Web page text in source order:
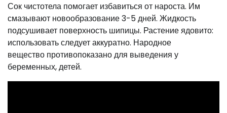
Сок чистотела помогает избавиться от нароста. Им
смазывают новообразование 3-5 дней. Жидкость
подсушивает поверхность шипицы. Растение ядовито:
использовать следует аккуратно. Народное
вещество противопоказано для выведения у
беременных, детей.